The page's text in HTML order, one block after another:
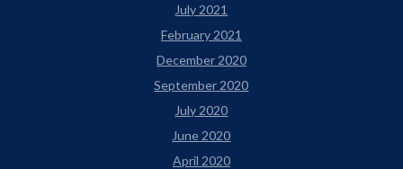
July 2021
February 2021
December 2020
September 2020
July 2020
June 2020
April 2020